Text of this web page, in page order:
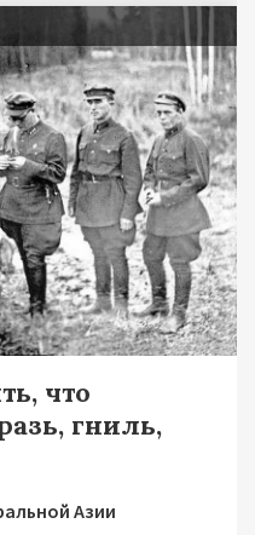
что
гниль,
Азии